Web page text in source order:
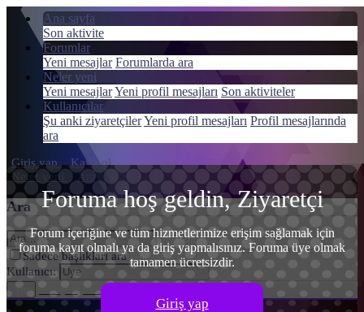
Ana sayfa
Son aktivite
Forumlar
Yeni mesajlar Forumlarda ara
Neler yeni
Yeni mesajlarYeni profil mesajları Son aktiviteler
Kullanıcılar
Şu anki ziyaretçilerYeni profil mesajları Profil mesajlarında
ara
Giriş yap
Kayıt ol
Neler yeni
Ara
Ara
Sadece başlıkları ara
Kullanıcı:
Ara Gelişmiş Arama…
Menü
Giriş yap
Kayıt ol
Foruma hoş geldin, Ziyaretçi
Forum içeriğine ve tüm hizmetlerimize erişim sağlamak için
foruma kayıt olmalı ya da giriş yapmalısınız. Foruma üye olmak
tamamen ücretsizdir.
Giriş yap